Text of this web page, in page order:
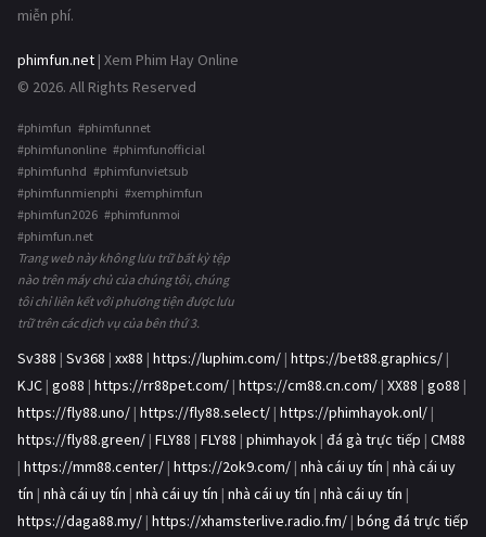
miễn phí.
phimfun.net | Xem Phim Hay Online
© 2026. All Rights Reserved
#phimfun #phimfunnet
#phimfunonline #phimfunofficial
#phimfunhd #phimfunvietsub
#phimfunmienphi #xemphimfun
#phimfun2026 #phimfunmoi
#phimfun.net
Trang web này không lưu trữ bất kỳ tệp
nào trên máy chủ của chúng tôi, chúng
tôi chỉ liên kết với phương tiện được lưu
trữ trên các dịch vụ của bên thứ 3.
Sv388 | Sv368 | xx88 | https://luphim.com/ | https://bet88.graphics/ |
KJC | go88 | https://rr88pet.com/ | https://cm88.cn.com/ | XX88 | go88 |
https://fly88.uno/ | https://fly88.select/ | https://phimhayok.onl/ |
https://fly88.green/ | FLY88 | FLY88 | phimhayok | đá gà trực tiếp | CM88
| https://mm88.center/ | https://2ok9.com/ | nhà cái uy tín | nhà cái uy
tín | nhà cái uy tín | nhà cái uy tín | nhà cái uy tín | nhà cái uy tín |
https://daga88.my/ | https://xhamsterlive.radio.fm/ | bóng đá trực tiếp